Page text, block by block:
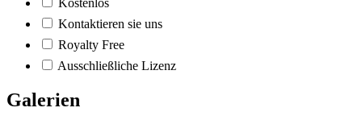
Kontaktieren sie uns
Royalty Free
Ausschließliche Lizenz
Galerien